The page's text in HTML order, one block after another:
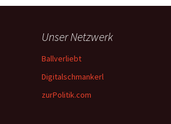
Unser Netzwerk
Ballverliebt
Digitalschmankerl
zurPolitik.com